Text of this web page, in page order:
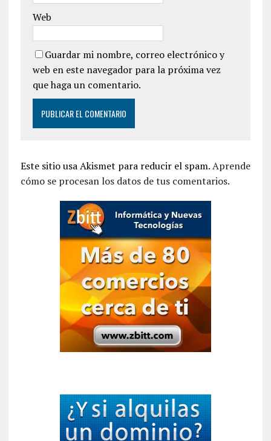
Web
Guardar mi nombre, correo electrónico y
web en este navegador para la próxima vez
que haga un comentario.
Este sitio usa Akismet para reducir el spam.Aprende
cómo se procesan los datos de tus comentarios.